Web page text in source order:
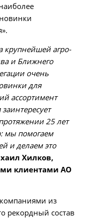
крупнейшей агро-
и Ближнего
очень
для
ассортимент
25 лет
мы помогаем
и делаем это
Хилков,
клиентами АО
компаниями из
рекордный состав